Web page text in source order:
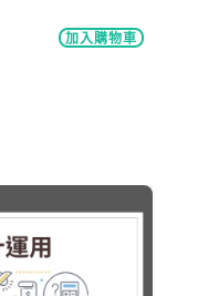
加入購物車